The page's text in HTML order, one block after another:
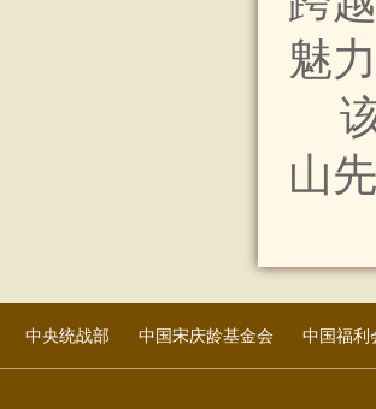
魅
山
中央统战部 中国宋庆龄基金会 中国福利